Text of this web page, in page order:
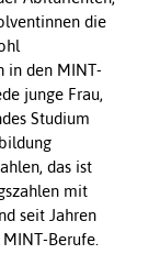
die
in den MINT-
junge Frau,
Studium
das ist
mit
seit Jahren
Berufe.